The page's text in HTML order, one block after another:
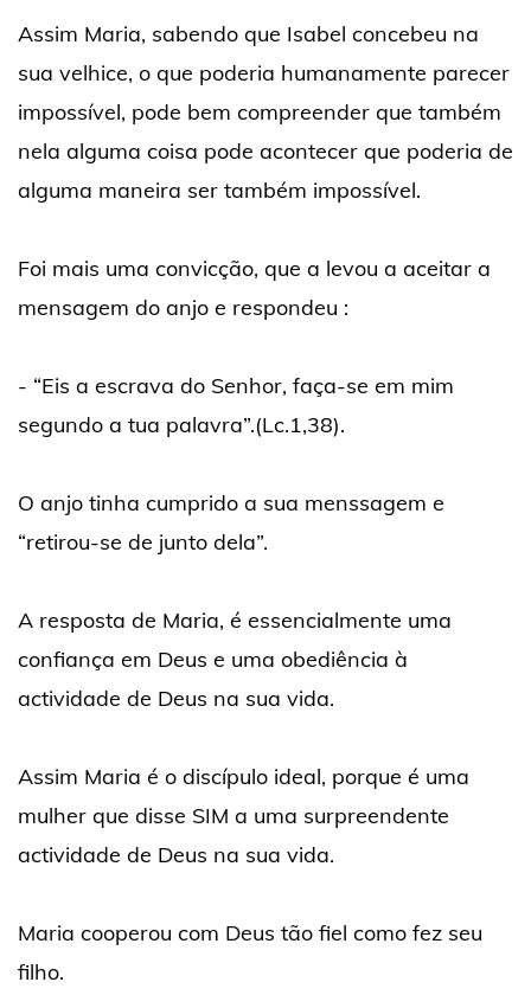
Assim Maria, sabendo que Isabel concebeu na
sua velhice, o que poderia humanamente parecer
impossível, pode bem compreender que também
nela alguma coisa pode acontecer que poderia de
alguma maneira ser também impossível.
Foi mais uma convicção, que a levou a aceitar a
mensagem do anjo e respondeu :
- “Eis a escrava do Senhor, faça-se em mim
segundo a tua palavra”.(Lc.1,38).
O anjo tinha cumprido a sua menssagem e
“retirou-se de junto dela”.
A resposta de Maria, é essencialmente uma
confiança em Deus e uma obediência à
actividade de Deus na sua vida.
Assim Maria é o discípulo ideal, porque é uma
mulher que disse SIM a uma surpreendente
actividade de Deus na sua vida.
Maria cooperou com Deus tão fiel como fez seu
filho.